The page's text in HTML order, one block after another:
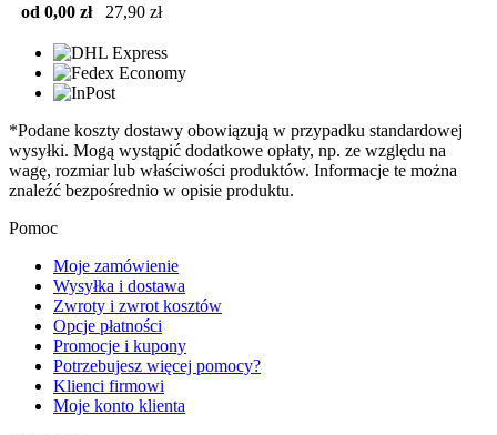
od 0,00 zł
27,90 zł
*Podane koszty dostawy obowiązują w przypadku standardowej
wysyłki. Mogą wystąpić dodatkowe opłaty, np. ze względu na
wagę, rozmiar lub właściwości produktów. Informacje te można
znaleźć bezpośrednio w opisie produktu.
Pomoc
Moje zamówienie
Wysyłka i dostawa
Zwroty i zwrot kosztów
Opcje płatności
Promocje i kupony
Potrzebujesz więcej pomocy?
Klienci firmowi
Moje konto klienta